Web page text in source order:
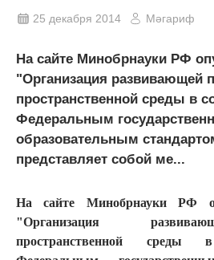
25 декабря 2014 Мәгариф
На сайте Минобрнауки РФ
"Организация развивающей
пространственной среды в
Федеральным
образовательным
представляет собой ме...
На сайте Минобрнауки РФ
"Организация
пространственной среды